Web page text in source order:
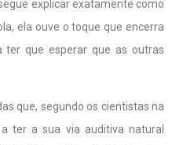
explicar exatamente como
ela ouve o toque que encerra
ter que esperar que as outras
que, segundo os cientistas na
ter a sua via auditiva natural